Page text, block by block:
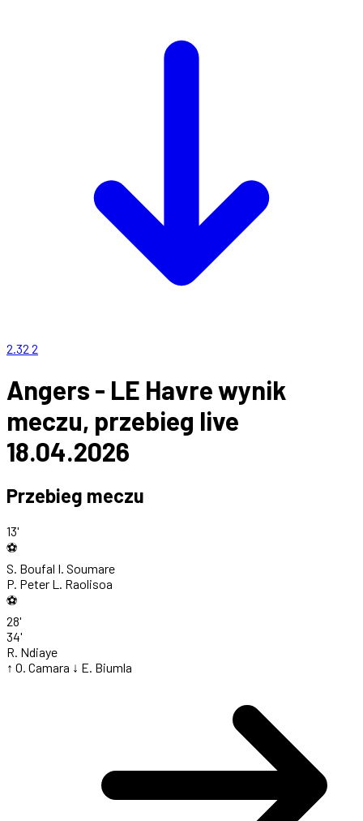
2.32 2
Angers - LE Havre wynik
meczu, przebieg live
18.04.2026
Przebieg meczu
13'
⚽
S. Boufal I. Soumare
P. Peter L. Raolisoa
⚽
28'
34'
R. Ndiaye
↑ O. Camara ↓ E. Biumla